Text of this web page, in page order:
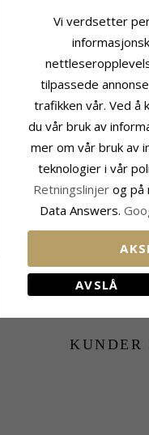
KUNDER
Vi verdsetter
tilpassede
trafikken vår. Ved å
du vår bruk av
mer om vår bruk av
teknologier i vår
Retningslinjer og på
Data Answers.
AVSLÅ